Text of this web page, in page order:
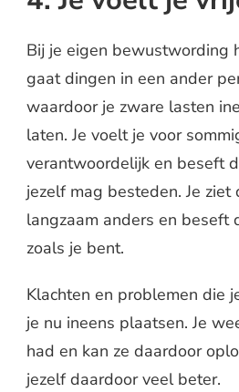
Bij je eigen bewustwording
gaat dingen in een ander
waardoor je zware lasten
laten. Je voelt je voor
verantwoordelijk en beseft
jezelf mag besteden. Je ziet
langzaam anders en beseft
zoals je bent.
Klachten en problemen die
je nu ineens plaatsen. Je
had en kan ze daardoor
jezelf daardoor veel beter.